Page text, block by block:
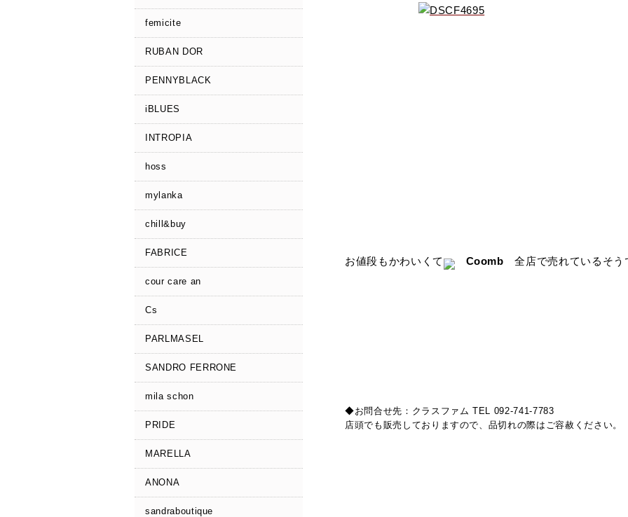
femicite
RUBAN DOR
PENNYBLACK
iBLUES
INTROPIA
hoss
mylanka
chill&buy
FABRICE
cour care an
Cs
PARLMASEL
SANDRO FERRONE
mila schon
PRIDE
MARELLA
ANONA
sandraboutique
お値段もかわいくて Coomb全店で売れているそう
◆お問合せ先：クラスファム TEL 092-741-7783
店頭でも販売しておりますので、品切れの際はご容赦ください。